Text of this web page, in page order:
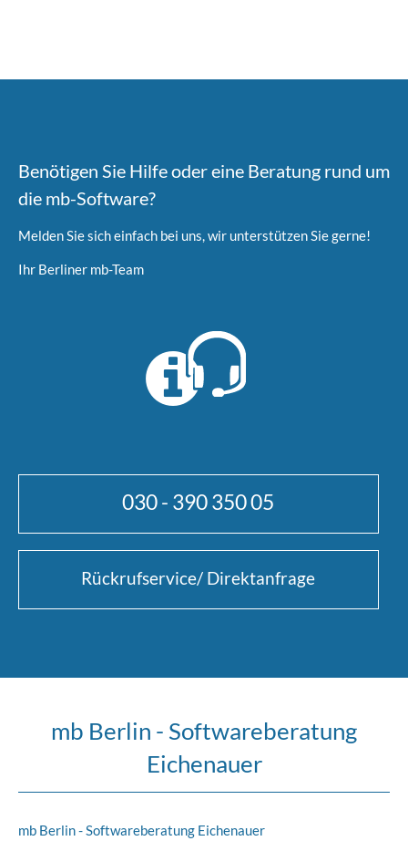
Benötigen Sie Hilfe oder eine Beratung rund um
die mb-Software?
Melden Sie sich einfach bei uns, wir unterstützen Sie gerne!
Ihr Berliner mb-Team
030 - 390 350 05
Rückrufservice/ Direktanfrage
mb Berlin - Softwareberatung
Eichenauer
mb Berlin - Softwareberatung Eichenauer